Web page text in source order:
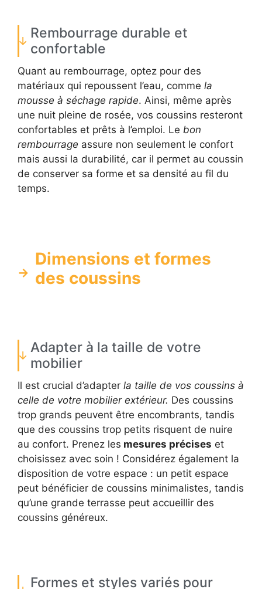
Rembourrage durable et
confortable
Quant au rembourrage, optez pour des
matériaux qui repoussent l’eau, comme la
mousse à séchage rapide. Ainsi, même après
une nuit pleine de rosée, vos coussins resteront
confortables et prêts à l’emploi. Le bon
rembourrage assure non seulement le confort
mais aussi la durabilité, car il permet au coussin
de conserver sa forme et sa densité au fil du
temps.
Dimensions et formes
des coussins
Adapter à la taille de votre
mobilier
Il est crucial d’adapter la taille de vos coussins à
celle de votre mobilier extérieur. Des coussins
trop grands peuvent être encombrants, tandis
que des coussins trop petits risquent de nuire
au confort. Prenez les mesures précises et
choisissez avec soin ! Considérez également la
disposition de votre espace : un petit espace
peut bénéficier de coussins minimalistes, tandis
qu’une grande terrasse peut accueillir des
coussins généreux.
Formes et styles variés pour